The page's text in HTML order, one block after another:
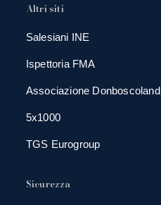
Altri siti
Salesiani INE
Ispettoria FMA
Associazione Donboscoland
5x1000
TGS Eurogroup
Sicurezza